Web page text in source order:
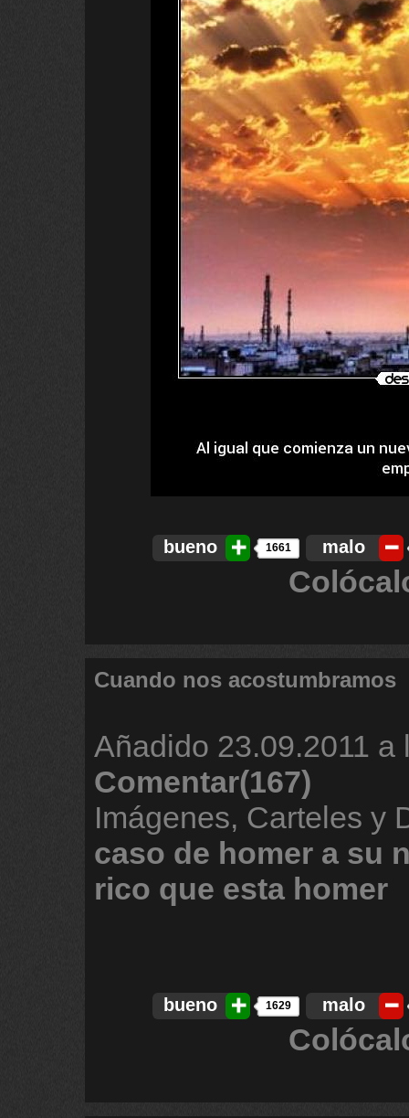
bueno 1661 malo
Cuando nos acostumbramos
Añadido 23.09.2011 a
Comentar(167)
Imágenes, Carteles y
caso de homer a su
rico que esta homer
bueno 1629 malo